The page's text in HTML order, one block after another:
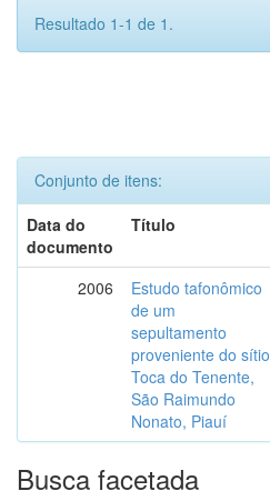
Resultado 1-1 de 1.
Conjunto de itens:
Data do
documento
Título
2006
Estudo tafonômico
de um
sepultamento
proveniente do sítio
Toca do Tenente,
São Raimundo
Nonato, Piauí
Busca facetada